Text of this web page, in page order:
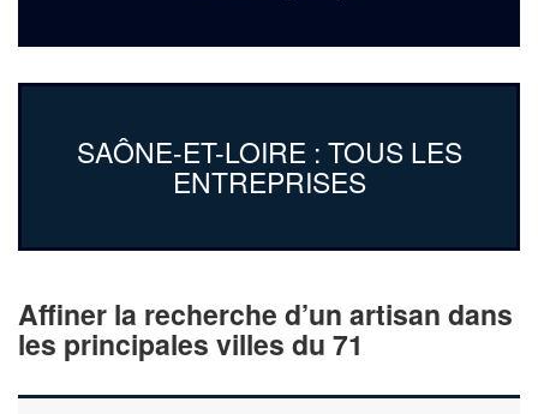
SAÔNE-ET-LOIRE : TOUS LES
ENTREPRISES
Affiner la recherche d’un artisan dans
les principales villes du 71